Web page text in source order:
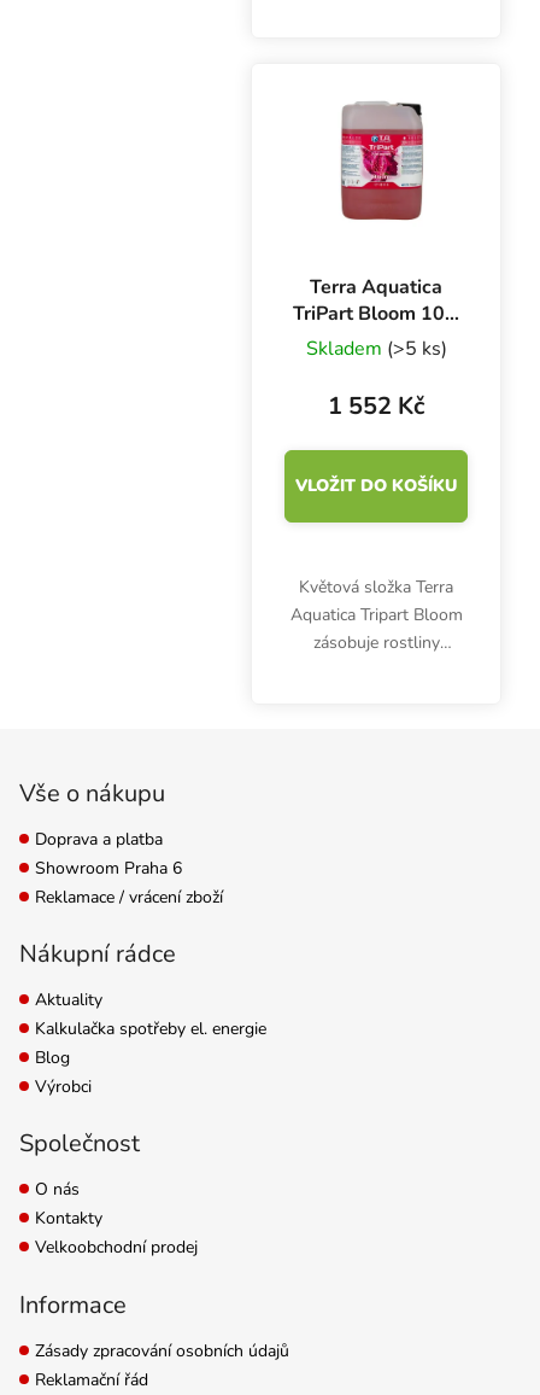
Terra Aquatica
TriPart Bloom 10 l,
základní hnojivo
květová složka
Skladem (>5 ks)
1 552 Kč
VLOŽIT DO KOŠÍKU
Květová složka Terra
Aquatica Tripart Bloom
zásobuje rostliny
Vše o nákupu
Doprava a platba
Showroom Praha 6
Reklamace / vrácení zboží
Nákupní rádce
Aktuality
Kalkulačka spotřeby el. energie
Blog
Výrobci
Společnost
O nás
Kontakty
Velkoobchodní prodej
Informace
Zásady zpracování osobních údajů
Reklamační řád